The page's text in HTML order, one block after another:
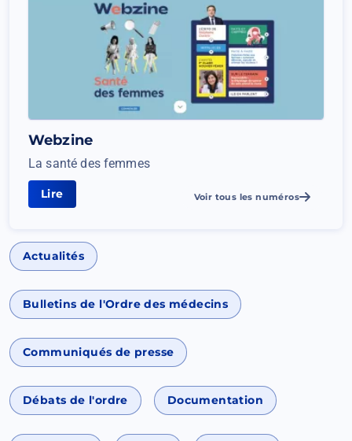
Webzine
La santé des femmes
Lire
santé
femmes
Voir tous les numéros
Actualités
Bulletins de l'Ordre des médecins
Communiqués de presse
Débats de l'ordre Documentation